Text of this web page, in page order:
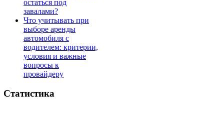
остаться под
завалами?
Что учитывать при
выборе аренды
автомобиля с
водителем: критерии,
условия и важные
вопросы к
провайдеру
Статистика